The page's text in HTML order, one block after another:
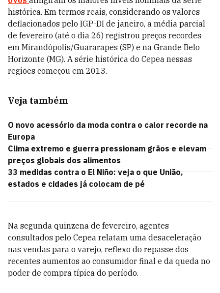
histórica. Em termos reais, considerando os valores
deflacionados pelo IGP-DI de janeiro, a média parcial
de fevereiro (até o dia 26) registrou preços recordes
em Mirandópolis/Guararapes (SP) e na Grande Belo
Horizonte (MG). A série histórica do Cepea nessas
regiões começou em 2013.
Veja também
O novo acessório da moda contra o calor recorde na
Europa
Clima extremo e guerra pressionam grãos e elevam
preços globais dos alimentos
33 medidas contra o El Niño: veja o que União,
estados e cidades já colocam de pé
Na segunda quinzena de fevereiro, agentes
consultados pelo Cepea relatam uma desaceleração
nas vendas para o varejo, reflexo do repasse dos
recentes aumentos ao consumidor final e da queda no
poder de compra típica do período.